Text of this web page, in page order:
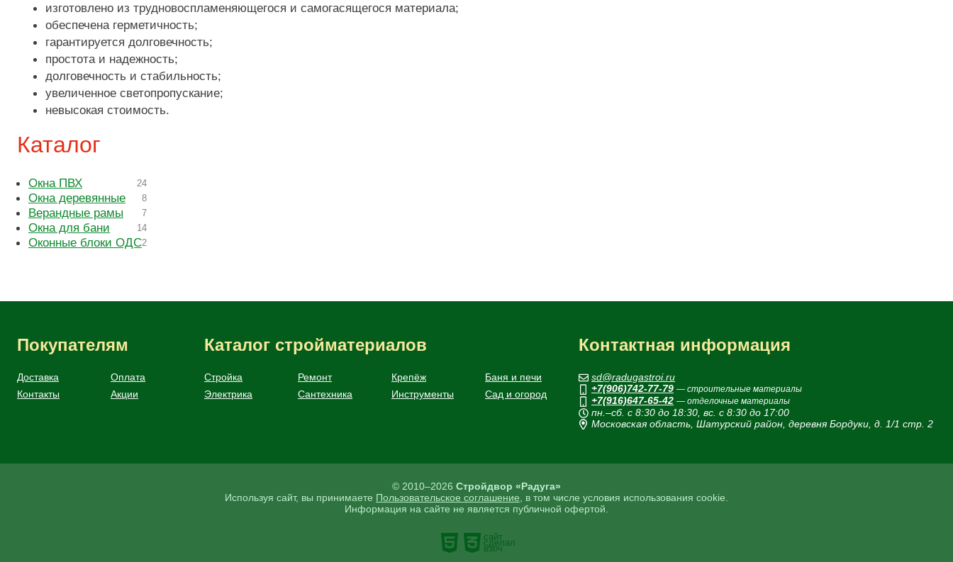
изготовлено из трудновоспламеняющегося и самогасящегося материала;
обеспечена герметичность;
гарантируется долговечность;
простота и надежность;
долговечность и стабильность;
увеличенное светопропускание;
невысокая стоимость.
Каталог
Окна ПВХ 24
Окна деревянные 8
Верандные рамы 7
Окна для бани 14
Оконные блоки ОДС2
© 2010–2026 Стройдвор «Радуга»
Используя сайт, вы принимаете Пользовательское соглашение, в том числе условия использования cookie.
Информация на сайте не является публичной офертой.
Покупателям
Доставка
Оплата
Контакты
Акции
Каталог стройматериалов
Стройка Ремонт Крепёж
Баня и печи
Электрика
Сантехника Инструменты Сад и огород
Контактная информация
sd@radugastroi.ru
+7(906)742-77-79 — строительные материалы
+7(916)647-65-42 — отделочные материалы
пн.–сб. с 8:30 до 18:30, вс. с 8:30 до 17:00
Московская область, Шатурский район, деревня Бордуки, д. 1/1 стр. 2